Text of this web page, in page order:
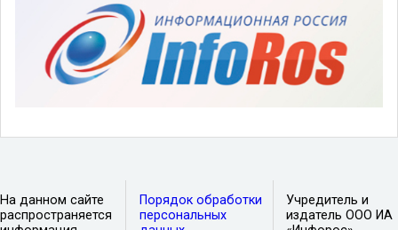
На данном сайте
распространяется
Порядок обработки
персональных
Учредитель и
издатель ООО ИА